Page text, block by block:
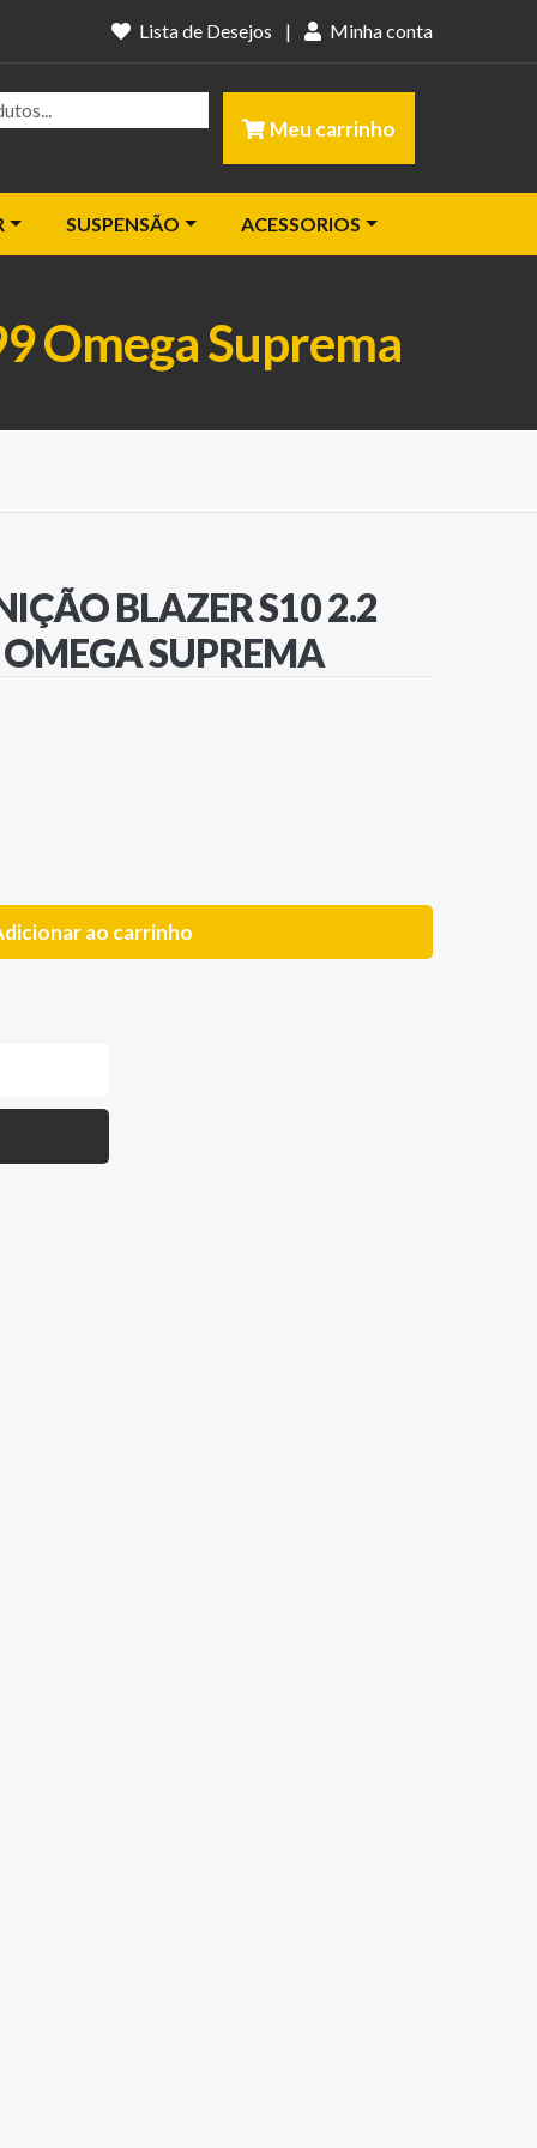
Lista de Desejos | Minha conta
Meu carrinho
SUSPENSÃO ACESSORIOS
Omega Suprema
BLAZER S10 2.2
SUPREMA
ao carrinho